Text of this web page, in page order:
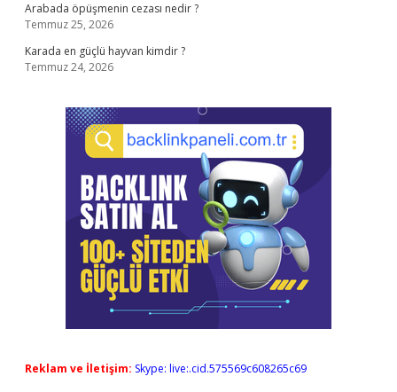
Arabada öpüşmenin cezası nedir ?
Temmuz 25, 2026
Karada en güçlü hayvan kimdir ?
Temmuz 24, 2026
Reklam ve İletişim: Skype: live:.cid.575569c608265c69